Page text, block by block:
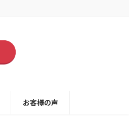
お客様の声